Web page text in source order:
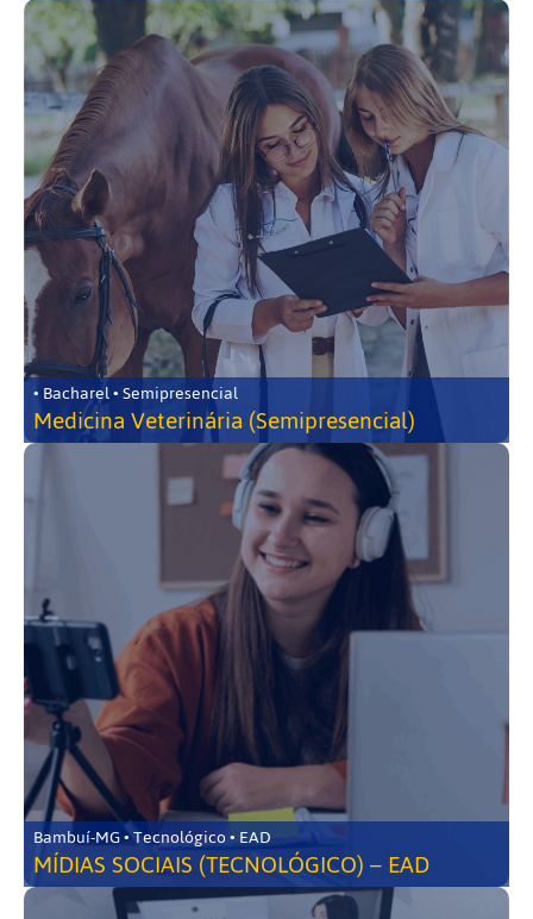
• Bacharel • Semipresencial
Medicina Veterinária (Semipresencial)
Bambuí-MG • Tecnológico • EAD
MÍDIAS SOCIAIS (TECNOLÓGICO) – EAD